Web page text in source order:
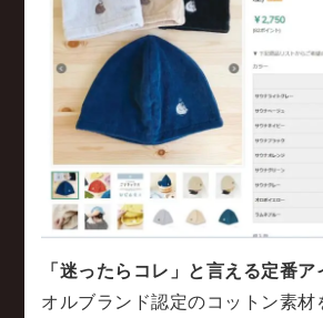
「迷ったらコレ」と言える定番ア
オルブランド認定のコットン素材